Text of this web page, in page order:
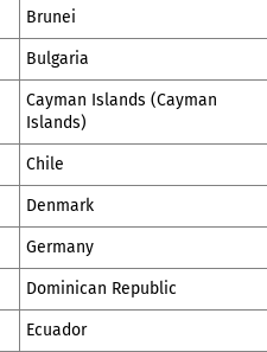
Brunei
Bulgaria
Cayman Islands (Cayman
Islands)
Chile
Denmark
Germany
Dominican Republic
Ecuador